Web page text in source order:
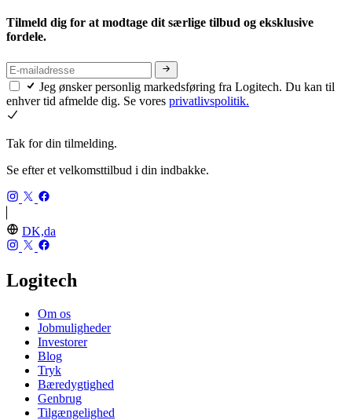
Tilmeld dig for at modtage dit særlige tilbud og eksklusive
fordele.
Jeg ønsker personlig markedsføring fra Logitech. Du kan til
enhver tid afmelde dig. Se vores privatlivspolitik.
Tak for din tilmelding.
Se efter et velkomsttilbud i din indbakke.
DK,da
Logitech
Om os
Jobmuligheder
Investorer
Blog
Tryk
Bæredygtighed
Genbrug
Tilgængelighed